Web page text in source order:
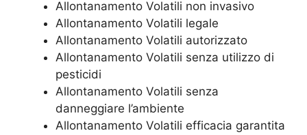
Allontanamento Volatili non invasivo
Allontanamento Volatili legale
Allontanamento Volatili autorizzato
Allontanamento Volatili senza utilizzo di
pesticidi
Allontanamento Volatili senza
danneggiare l’ambiente
Allontanamento Volatili efficacia garantita